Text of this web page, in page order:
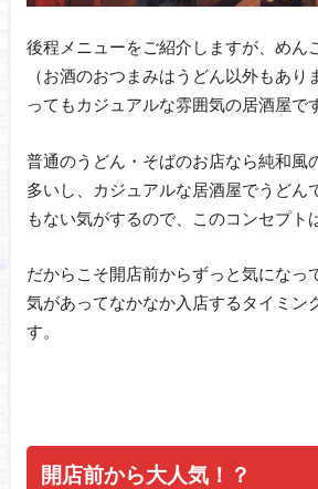
後程メニューをご紹介しますが、めん
（お酒のおつまみはうどん以外もあり
ってもカジュアルな雰囲気の居酒屋で
普通のうどん・そばのお店なら純和風
多いし、カジュアルな居酒屋でうどん
もない気がするので、このコンセプト
だからこそ開店前からずっと気になっ
気があってなかなか入店するタイミン
す。
開店前から大人気！？